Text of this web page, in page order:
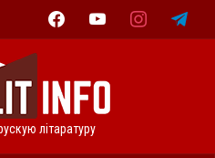
facebookyoutube instagramtelegram
літаратуру